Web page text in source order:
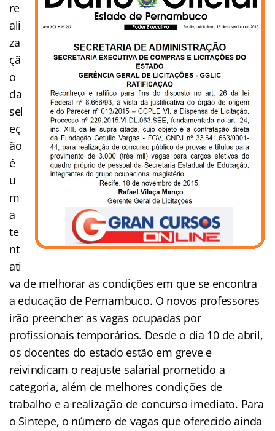
re
ali
za
çã
o
da
sel
eç
ão
é
u
m
a
te
nt
ati
va de melhorar as condições em que se encontra
a educação de Pernambuco. O novos professores
irão preencher as vagas ocupadas por
profissionais temporários. Desde o dia 10 de abril,
os docentes do estado estão em greve e
reivindicam o reajuste salarial prometido a
categoria, além de melhores condições de
trabalho e a realização de concurso imediato. Para
o Sintepe, o número de vagas que oferecido ainda